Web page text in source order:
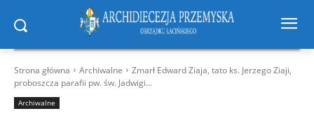
Strona główna Archiwalne
Zmarł Edward Ziaja, tato ks. Jerzego Ziaji,
proboszcza parafii pw. św. Jadwigi...
Archiwalne